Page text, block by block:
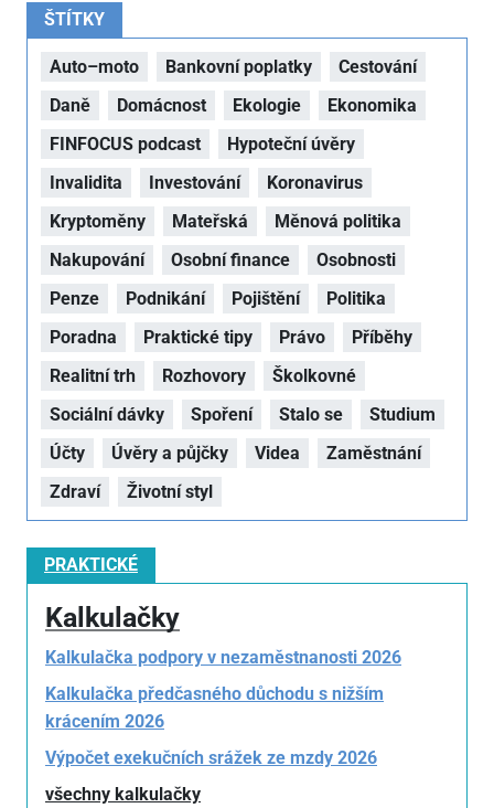
ŠTÍTKY
Auto–moto Bankovní poplatky
Cestování
Daně
Domácnost Ekologie
Ekonomika
FINFOCUS podcast
Hypoteční úvěry
Invalidita
Investování
Koronavirus
Kryptoměny
Mateřská
Měnová politika
Nakupování
Osobní finance
Osobnosti
Penze
Podnikání Pojištění
Politika
Poradna
Praktické tipy Právo
Příběhy
Realitní trh
Rozhovory
Školkovné
Sociální dávky
Spoření Stalo se
Studium
Účty
Úvěry a půjčky Videa
Zaměstnání
Zdraví
Životní styl
PRAKTICKÉ
Kalkulačky
Kalkulačka podpory v nezaměstnanosti 2026
Kalkulačka předčasného důchodu s nižším
krácením 2026
Výpočet exekučních srážek ze mzdy 2026
všechny kalkulačky